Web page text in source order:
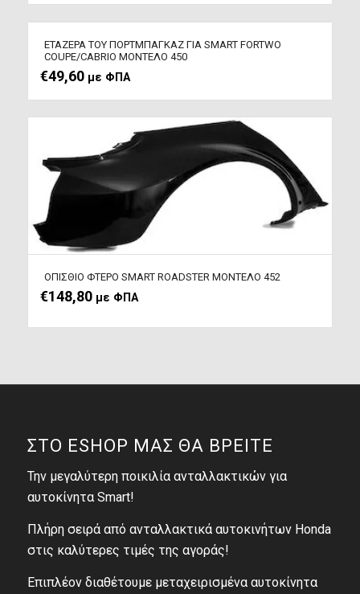
EΤΑΖΕΡΑ ΤΟΥ ΠΟΡΤΜΠΑΓΚΑΖ ΓΙΑ SMART FORTWO
COUPE/CABRIO ΜΟΝΤΕΛΟ 450
€49,60 με ΦΠΑ
ΟΠΙΣΘΙΟ ΦΤΕΡΟ SMART ROADSTER ΜΟΝΤΕΛΟ 452
€148,80 με ΦΠΑ
ΣΤΟ ESHOP ΜΑΣ ΘΑ ΒΡΕΙΤΕ
Την μεγαλύτερη ποικιλία ανταλλακτικών για
αυτοκίνητα Smart!
Πλήρη σειρά από ανταλλακτικά αυτοκινήτων Honda
στις καλύτερες τιμές της αγοράς!
Επιπλέον διαθέτουμε μεταχειρισμένα αυτοκίνητα